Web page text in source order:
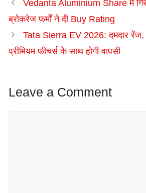
Vedanta Aluminium Share में
ब्रोकरेज फर्मों ने दी Buy Rating
Tata Sierra EV 2026: दमदार
प्रीमियम फीचर्स के साथ होगी वापसी
Leave a Comment